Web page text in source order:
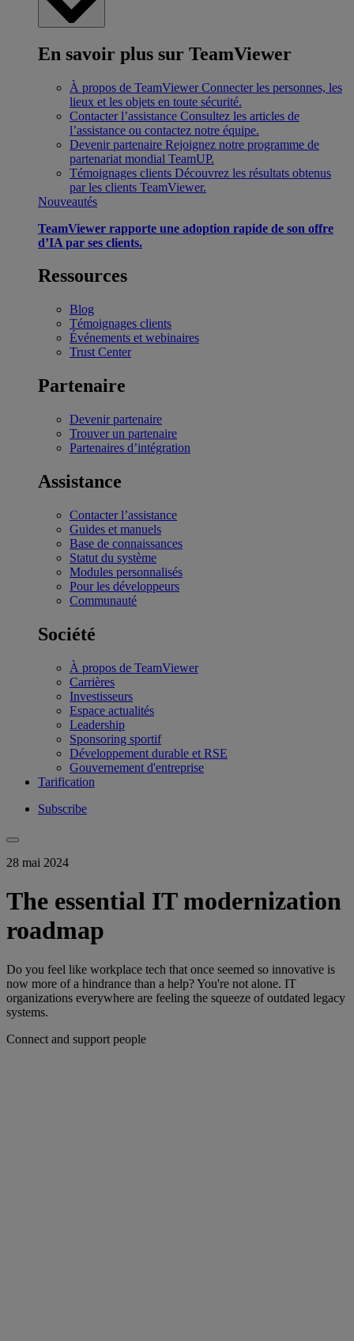
En savoir plus sur TeamViewer
À propos de TeamViewer Connecter les personnes, les
lieux et les objets en toute sécurité.
Contacter l’assistance Consultez les articles de
l’assistance ou contactez notre équipe.
Devenir partenaire Rejoignez notre programme de
partenariat mondial TeamUP.
Témoignages clients Découvrez les résultats obtenus
par les clients TeamViewer.
Nouveautés
TeamViewer rapporte une adoption rapide de son offre
d’IA par ses clients.
Ressources
Blog
Témoignages clients
Événements et webinaires
Trust Center
Partenaire
Devenir partenaire
Trouver un partenaire
Partenaires d’intégration
Assistance
Contacter l’assistance
Guides et manuels
Base de connaissances
Statut du système
Modules personnalisés
Pour les développeurs
Communauté
Société
À propos de TeamViewer
Carrières
Investisseurs
Espace actualités
Leadership
Sponsoring sportif
Développement durable et RSE
Gouvernement d'entreprise
Tarification
Subscribe
28 mai 2024
The essential IT modernization
roadmap
Do you feel like workplace tech that once seemed so innovative is
now more of a hindrance than a help? You're not alone. IT
organizations everywhere are feeling the squeeze of outdated legacy
systems.
Connect and support people